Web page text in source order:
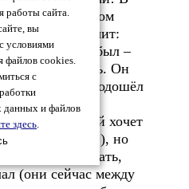
было, в том
Ножкин кричит:
батюшка был –
утихомирить. Он
сделать?», подошёл
«Слушай,
Потом Руцкой хочет
вояка такой!), но
уговаривать,
(они сейчас между
работы сайта.
вы
условиями
файлов cookies.
с
данных и файлов
здесь.